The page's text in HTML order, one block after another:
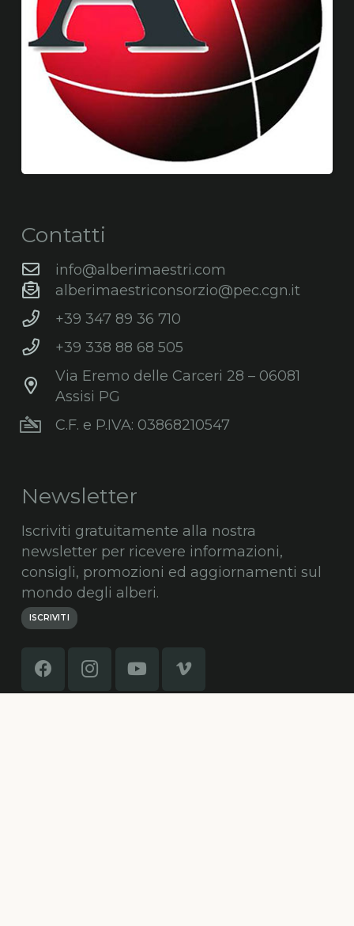
Contatti
info@alberimaestri.com
alberimaestriconsorzio@pec.cgn.it
+39 347 89 36 710
+39 338 88 68 505
Via Eremo delle Carceri 28 – 06081
Assisi PG
C.F. e P.IVA: 03868210547
Newsletter
Iscriviti gratuitamente alla nostra
newsletter per ricevere informazioni,
consigli, promozioni ed aggiornamenti sul
mondo degli alberi.
ISCRIVITI